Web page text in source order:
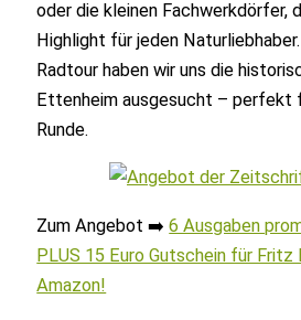
oder die kleinen Fachwerkdörfer,
Highlight für jeden
Radtour haben wir uns die
Ettenheim ausgesucht – perfekt
Runde.
Zum Angebot ➡️6 Ausgaben
PLUS 15 Euro Gutschein für Fritz
Amazon!